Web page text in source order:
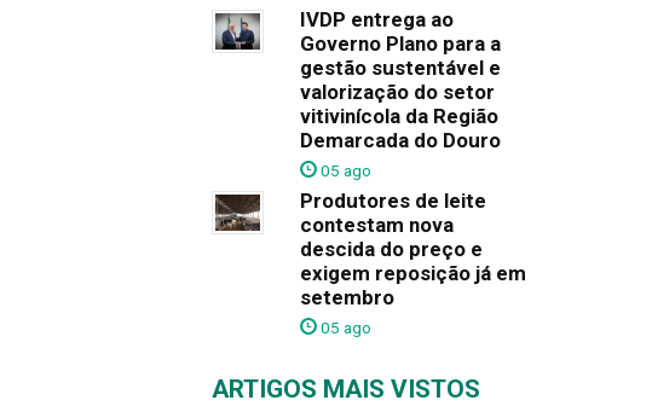
IVDP entrega ao
Governo Plano para a
gestão sustentável e
valorização do setor
vitivinícola da Região
Demarcada do Douro
05 ago
Produtores de leite
contestam nova
descida do preço e
exigem reposição já em
setembro
05 ago
ARTIGOS MAIS VISTOS